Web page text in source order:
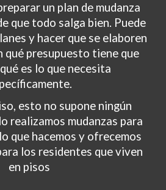
un plan de mudanza
que todo salga bien. Puede
y hacer que se elaboren
qué presupuesto tiene que
es lo que necesita
esto no supone ningún
realizamos mudanzas para
que hacemos y ofrecemos
los residentes que viven
en pisos